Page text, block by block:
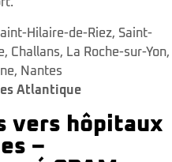
Hilaire-de-Riez, Saint-
, Challans, La Roche-sur-Yon,
, Nantes
Atlantique
vers hôpitaux
–